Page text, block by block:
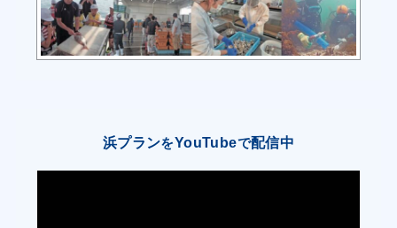
安定した養殖生産の実現及び持続可能な養殖業を
実現するため、先進地の事例を収集し、北浦地区
お・まぐろ類の来遊に応じて曳縄等の、新たな漁
浜プランをYouTubeで配信中